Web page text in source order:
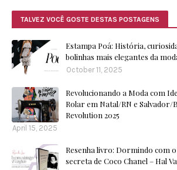
TALVEZ VOCÊ GOSTE DESTAS POSTAGENS
Estampa Poá: História,
bolinhas mais elegantes da
October 11, 2025
Revolucionando a Moda com
Rolar em Natal/RN e Salvador/
Revolution 2025
April 15, 2025
Resenha livro: Dormindo com
secreta de Coco Chanel – Hal